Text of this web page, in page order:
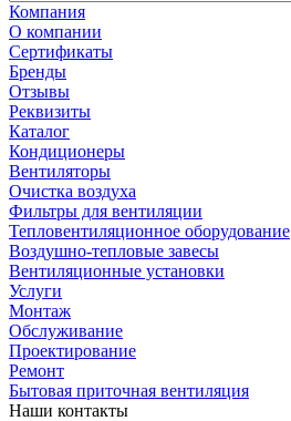
Компания
О компании
Сертификаты
Бренды
Отзывы
Реквизиты
Каталог
Кондиционеры
Вентиляторы
Очистка воздуха
Фильтры для вентиляции
Тепловентиляционное оборудование
Воздушно-тепловые завесы
Вентиляционные установки
Услуги
Монтаж
Обслуживание
Проектирование
Ремонт
Бытовая приточная вентиляция
Наши контакты